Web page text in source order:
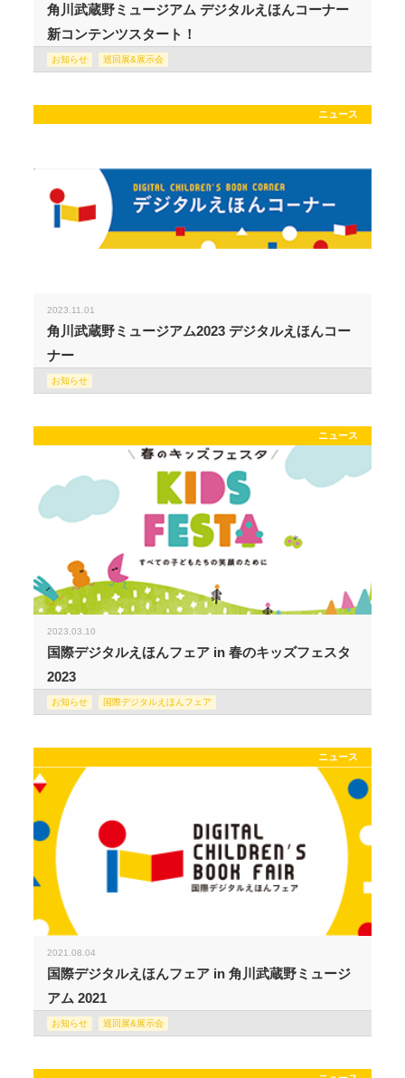
角川武蔵野ミュージアム デジタルえほんコーナー
新コンテンツスタート！
お知らせ 巡回展&展示会
ニュース
2023.11.01
角川武蔵野ミュージアム2023 デジタルえほんコー
ナー
お知らせ
ニュース
2023.03.10
国際デジタルえほんフェア in 春のキッズフェスタ
2023
お知らせ 国際デジタルえほんフェア
ニュース
2021.08.04
国際デジタルえほんフェア in 角川武蔵野ミュージ
アム 2021
お知らせ 巡回展&展示会